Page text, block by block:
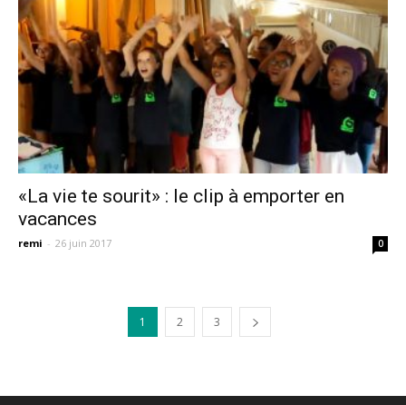
«La vie te sourit» : le clip à emporter en
vacances
remi - 26 juin 2017 0
1 2 3